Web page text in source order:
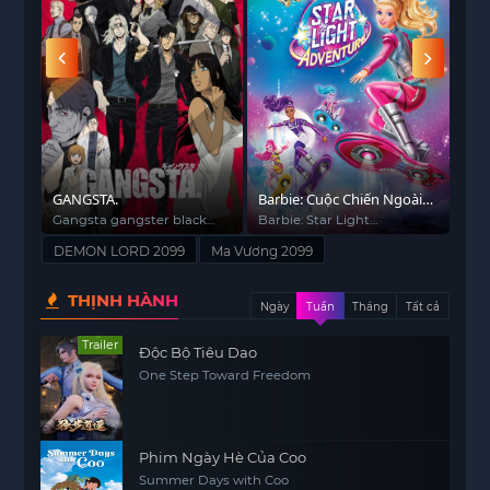
một người bình thường. Để thống trị thế giới mới,
Veltol đã dấn thân vào con đường đầy chông gai,
thậm chí là phải trở thành người đứng đầu của
giới “streamer”.
GANGSTA.
Gangsta gangster black
street
Barbie: Cuộc Chiến Ngoài
Không Gian
Barbie: Star Light
Adventure
DEMON LORD 2099 Ma Vương 2099
THỊNH HÀNH Ngày Tuần Tháng Tất cả
Trailer Độc Bộ Tiêu Dao
One Step Toward Freedom
Phim Ngày Hè Của Coo
Summer Days with Coo